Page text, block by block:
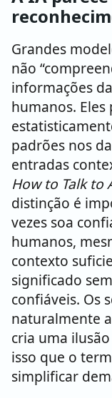
Grandes
não
informações
humanos.
padrões nos
entradas
How to Talk to
distinção é
vezes soa
humanos,
contexto
significado
confiáveis. Os
naturalmente
cria uma
isso que o
simplificar